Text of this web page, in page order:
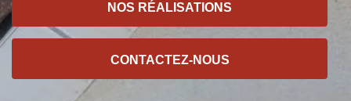
NOS RÉALISATIONS
CONTACTEZ-NOUS